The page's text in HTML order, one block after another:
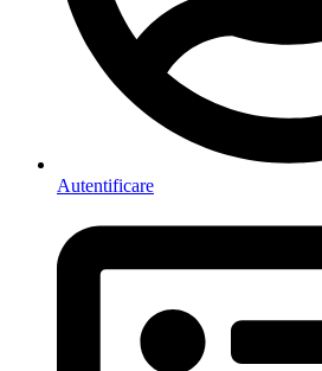
Autentificare